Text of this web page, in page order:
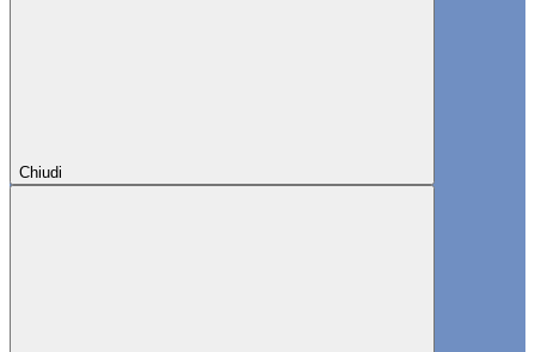
Chiudi